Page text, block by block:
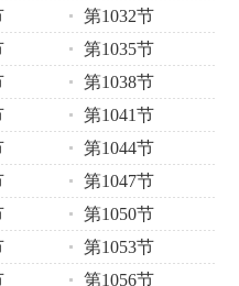
第1032节
第1035节
第1038节
第1041节
第1044节
第1047节
第1050节
第1053节
第1056节